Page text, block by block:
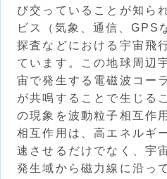
び交っていることが知ら
ビス（気象、通信、GPS
探査などにおける宇宙飛
ています。この地球周辺
宙で発生する電磁波コー
が共鳴することで生じる
の現象を波動粒子相互作
相互作用は、高エネルギ
速させるだけでなく、宇
発生域から磁力線に沿っ